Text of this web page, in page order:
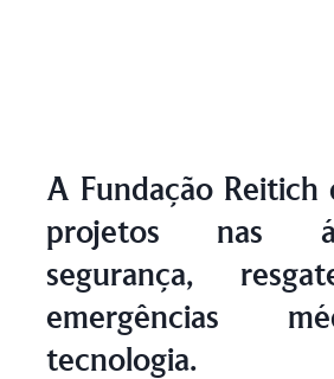
A Fundação Reitich
projetos nas
segurança,
emergências
tecnologia.